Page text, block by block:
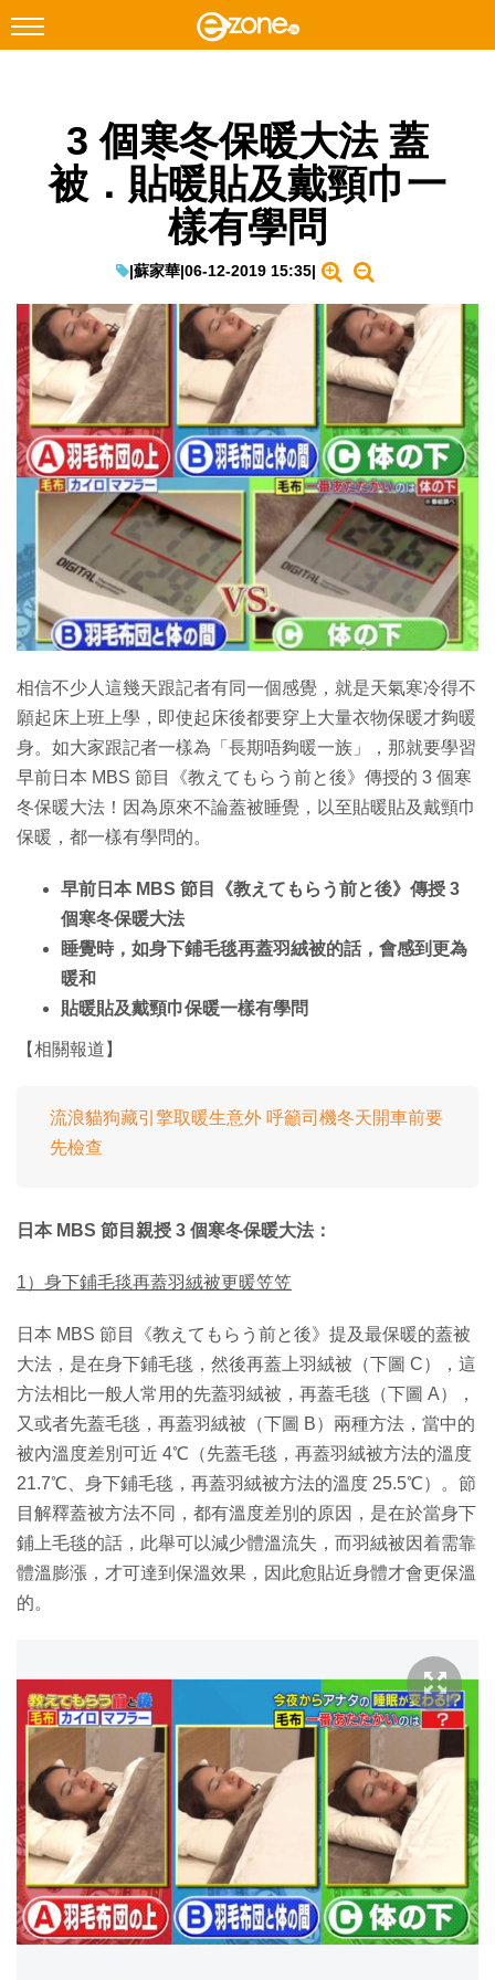
Facebook Instagram
科技焦點
教學評測
EduTech
IT Times
生成式AI與雲端應用
Enterprise Digital Transformation
3 個寒冬保暖大法 蓋
被．貼暖貼及戴頸巾一
樣有學問
|蘇家華|06-12-2019 15:35|
相信不少人這幾天跟記者有同一個感覺，就是天氣寒冷得不
願起床上班上學，即使起床後都要穿上大量衣物保暖才夠暖
身。如大家跟記者一樣為「長期唔夠暖一族」，那就要學習
早前日本 MBS 節目《教えてもらう前と後》傳授的 3 個寒
冬保暖大法！因為原來不論蓋被睡覺，以至貼暖貼及戴頸巾
保暖，都一樣有學問的。
早前日本 MBS 節目《教えてもらう前と後》傳授 3
個寒冬保暖大法
睡覺時，如身下鋪毛毯再蓋羽絨被的話，會感到更為
暖和
貼暖貼及戴頸巾保暖一樣有學問
【相關報道】
流浪貓狗藏引擎取暖生意外 呼籲司機冬天開車前要
先檢查
日本 MBS 節目親授 3 個寒冬保暖大法：
1）身下鋪毛毯再蓋羽絨被更暖笠笠
日本 MBS 節目《教えてもらう前と後》提及最保暖的蓋被
大法，是在身下鋪毛毯，然後再蓋上羽絨被（下圖 C），這
方法相比一般人常用的先蓋羽絨被，再蓋毛毯（下圖 A），
又或者先蓋毛毯，再蓋羽絨被（下圖 B）兩種方法，當中的
被內溫度差別可近 4℃（先蓋毛毯，再蓋羽絨被方法的溫度
21.7℃、身下鋪毛毯，再蓋羽絨被方法的溫度 25.5℃）。節
目解釋蓋被方法不同，都有溫度差別的原因，是在於當身下
鋪上毛毯的話，此舉可以減少體溫流失，而羽絨被因着需靠
體溫膨漲，才可達到保溫效果，因此愈貼近身體才會更保溫
的。